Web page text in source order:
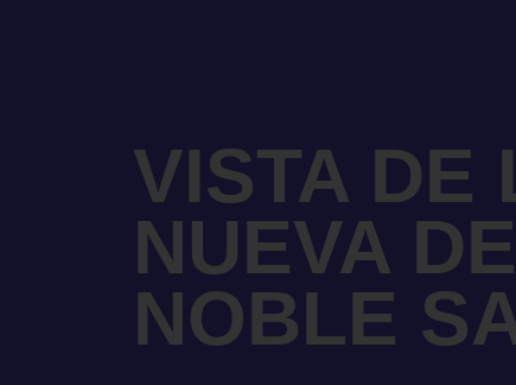
Mendoza Bodegas Jujuy
VISTA DE
NUEVA
NOBLE